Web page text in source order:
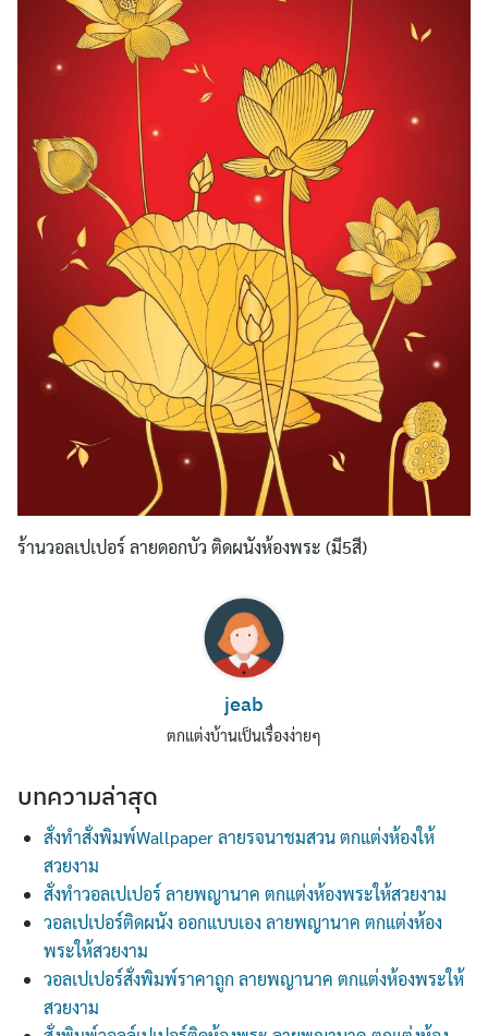
ร้านวอลเปเปอร์ ลายดอกบัว ติดผนังห้องพระ (มี5สี)
jeab
ตกแต่งบ้านเป็นเรื่องง่ายๆ
บทความล่าสุด
สั่งทำสั่งพิมพ์Wallpaper ลายรจนาชมสวน ตกแต่งห้องให้
สวยงาม
สั่งทำวอลเปเปอร์ ลายพญานาค ตกแต่งห้องพระให้สวยงาม
วอลเปเปอร์ติดผนัง ออกแบบเอง ลายพญานาค ตกแต่งห้อง
พระให้สวยงาม
วอลเปเปอร์สั่งพิมพ์ราคาถูก ลายพญานาค ตกแต่งห้องพระให้
สวยงาม